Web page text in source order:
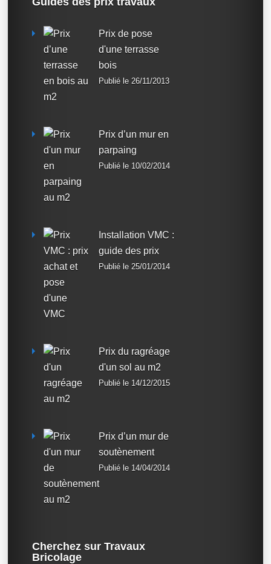
Prix de pose
d'une terrasse
bois
Publié le 26/11/2013
Prix d’un mur en
parpaing
Publié le 10/02/2014
Installation VMC :
guide des prix
Publié le 25/01/2014
Prix du ragréage
d'un sol au m2
Publié le 14/12/2015
Prix d’un mur de
soutènement
Publié le 14/04/2014
Cherchez sur Travaux
Bricolage